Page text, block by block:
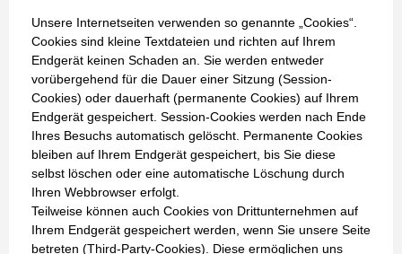
Unsere Internetseiten verwenden so genannte „Cookies“.
Cookies sind kleine Textdateien und richten auf Ihrem
Endgerät keinen Schaden an. Sie werden entweder
vorübergehend für die Dauer einer Sitzung (Session-
Cookies) oder dauerhaft (permanente Cookies) auf Ihrem
Endgerät gespeichert. Session-Cookies werden nach Ende
Ihres Besuchs automatisch gelöscht. Permanente Cookies
bleiben auf Ihrem Endgerät gespeichert, bis Sie diese
selbst löschen oder eine automatische Löschung durch
Ihren Webbrowser erfolgt.
Teilweise können auch Cookies von Drittunternehmen auf
Ihrem Endgerät gespeichert werden, wenn Sie unsere Seite
betreten (Third-Party-Cookies). Diese ermöglichen uns